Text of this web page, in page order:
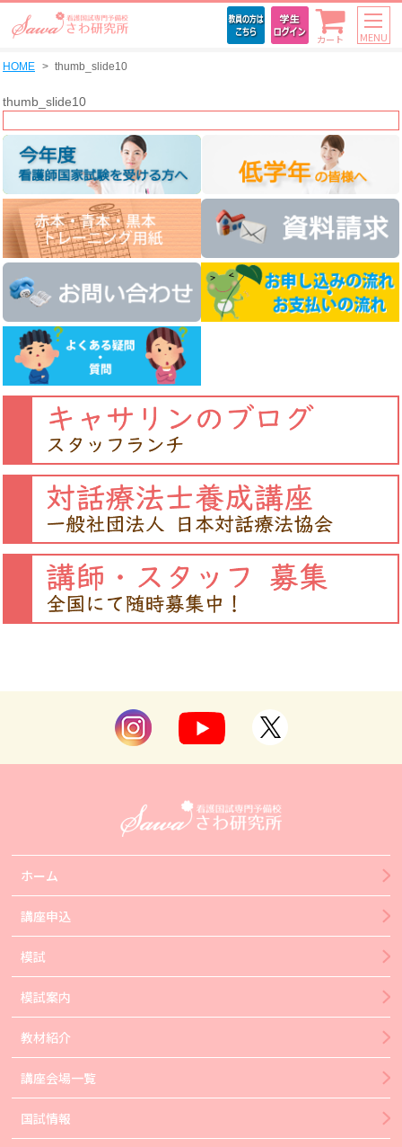
カート MENU
HOME thumb_slide10
thumb_slide10
ホーム
講座申込
模試
模試案内
教材紹介
講座会場一覧
国試情報